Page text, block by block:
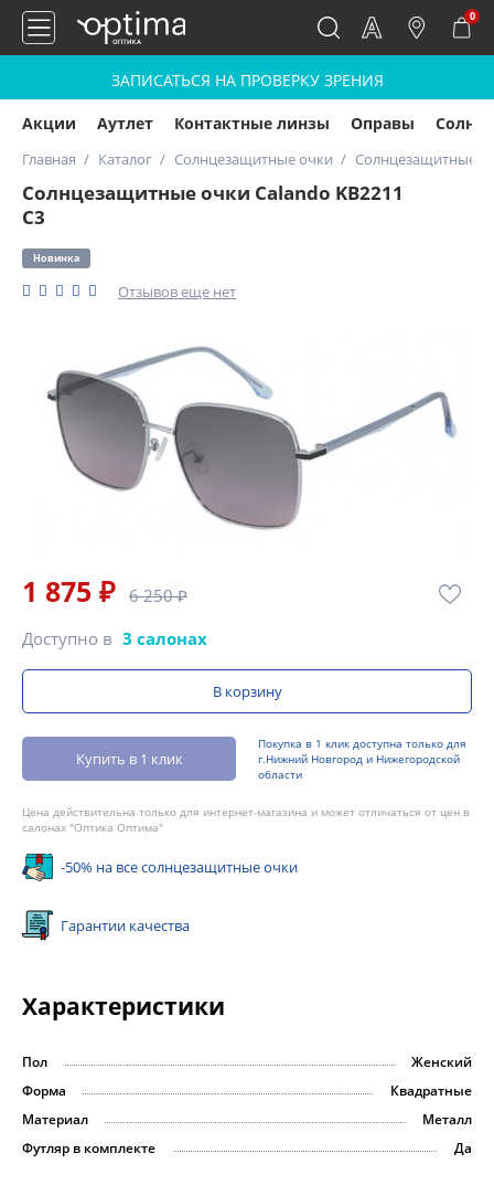
0
ЗАПИСАТЬСЯ НА ПРОВЕРКУ ЗРЕНИЯ
Акции Аутлет Контактные линзы Оправы
Главная Каталог Солнцезащитные очки Солнцезащитные
Солнцезащитные очки Calando KB2211
C3
Новинка
Отзывов еще нет
1 875 ₽ 6 250 ₽
Доступно в 3 салонах
В корзину
Купить в 1 клик
Покупка в 1 клик доступна только для
г.Нижний Новгород и Нижегородской
области
Цена действительна только для интернет-магазина и может отличаться от цен в
салонах "Оптика Оптима"
-50% на все солнцезащитные очки
Гарантии качества
Характеристики
Пол
Женский
Форма
Квадратные
Материал
Металл
Футляр в комплекте
Да